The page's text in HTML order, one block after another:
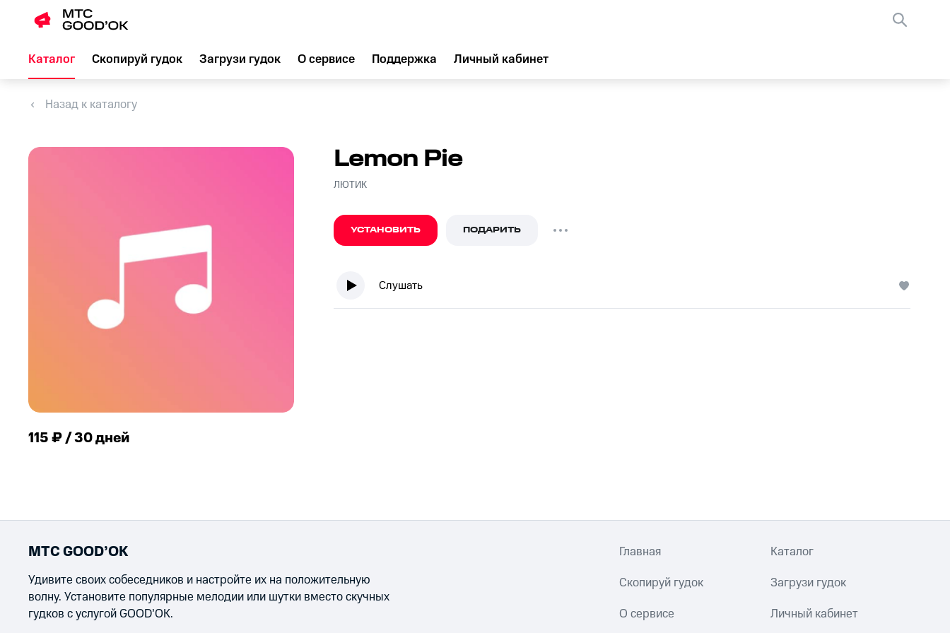
Каталог Скопируй гудок Загрузи гудок О сервисе Поддержка Личный кабинет
Назад к каталогу
115 ₽ / 30 дней
Lemon Pie
ЛЮТИК
УСТАНОВИТЬ ПОДАРИТЬ
Слушать
МТС GOOD’OK
Удивите своих собеседников и настройте их на положительную
волну. Установите популярные мелодии или шутки вместо скучных
гудков с услугой GOOD’OK.
Главная Каталог
Скопируй гудок Загрузи гудок
О сервисе Личный кабинет